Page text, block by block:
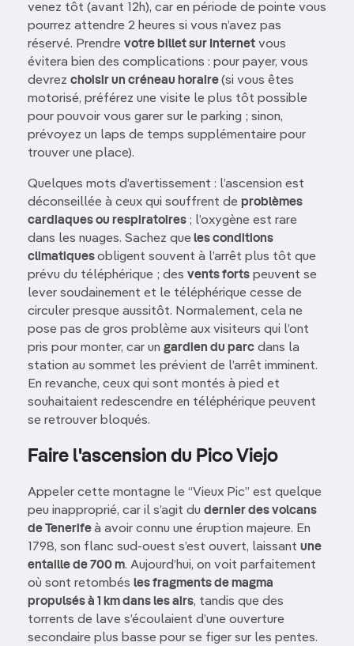
venez tôt (avant 12h), car en période de pointe vous
pourrez attendre 2 heures si vous n’avez pas
réservé. Prendre votre billet sur Internet vous
évitera bien des complications : pour payer, vous
devrez choisir un créneau horaire(si vous êtes
motorisé, préférez une visite le plus tôt possible
pour pouvoir vous garer sur le parking ; sinon,
prévoyez un laps de temps supplémentaire pour
trouver une place).
Quelques mots d’avertissement : l’ascension est
déconseillée à ceux qui souffrent de problèmes
cardiaques ou respiratoires ; l’oxygène est rare
dans les nuages. Sachez queles conditions
climatiquesobligent souvent à l’arrêt plus tôt que
prévu du téléphérique ; des vents forts peuvent se
lever soudainement et le téléphérique cesse de
circuler presque aussitôt. Normalement, cela ne
pose pas de gros problème aux visiteurs qui l’ont
pris pour monter, car un gardien du parc dans la
station au sommet les prévient de l’arrêt imminent.
En revanche, ceux qui sont montés à pied et
souhaitaient redescendre en téléphérique peuvent
se retrouver bloqués.
Faire l'ascension du Pico Viejo
Appeler cette montagne le “Vieux Pic” est quelque
peu inapproprié, car il s’agit du dernier des volcans
de Tenerifeà avoir connu une éruption majeure. En
1798, son flanc sud-ouest s’est ouvert, laissant une
entaille de 700 m. Aujourd’hui, on voit parfaitement
où sont retombés les fragments de magma
propulsés à 1 km dans les airs, tandis que des
torrents de lave s’écoulaient d’une ouverture
secondaire plus basse pour se figer sur les pentes.